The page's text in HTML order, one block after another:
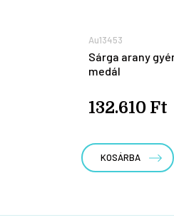
Au13453
Sárga arany
medál
132.610 Ft
KOSÁRBA